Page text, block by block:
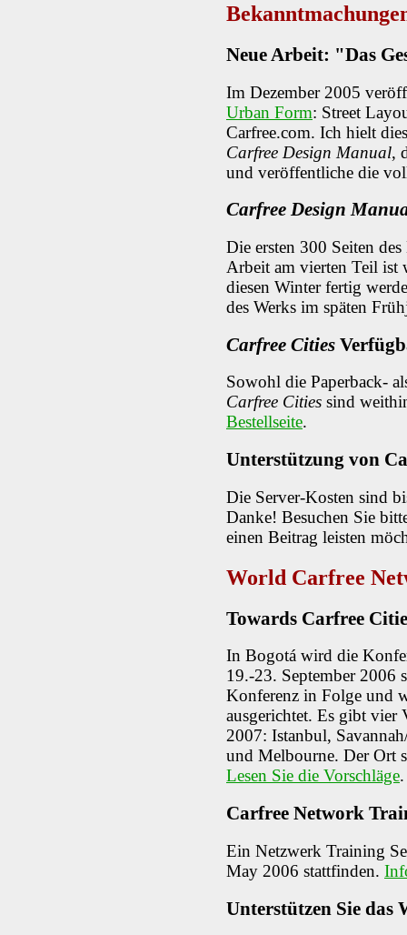
Neue Arbeit: "Das
Im Dezember 2005
Urban Form: Street
Carfree.com. Ich hielt
Carfree Design Manual,
und veröffentliche die
Carfree Design
Die ersten 300 Seiten
Arbeit am vierten Teil ist
diesen Winter fertig
des Werks im späten
Carfree Cities
Sowohl die Paperback-
Carfree Cities sind
Bestellseite.
Unterstützung von
Die Server-Kosten sind
Danke! Besuchen Sie
einen Beitrag leisten
World Carfree
Towards Carfree
In Bogotá wird die
19.-23. September 2006
Konferenz in Folge und
ausgerichtet. Es gibt vier
2007: Istanbul,
und Melbourne. Der Ort
Lesen Sie die Vorschläge.
Carfree Network
Ein Netzwerk Training
May 2006 stattfinden.
Unterstützen Sie das